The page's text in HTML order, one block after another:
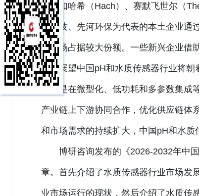
品牌如哈希（Hach）、赛默飞世尔（
光科技、先河环保为代表的本土企业通
端市场占据较大份额。一些新兴企业借
力。展望中国pH和水质传感器行业将
特别是在微型化、低功耗和多参数集成
产业链上下游协同合作，优化供应链体
和市场需求的持续扩大，中国pH和水质
博研咨询发布的《2026-2032年中
章。首先介绍了水质传感器行业市场发
业市场运行的现状，然后介绍了水质传